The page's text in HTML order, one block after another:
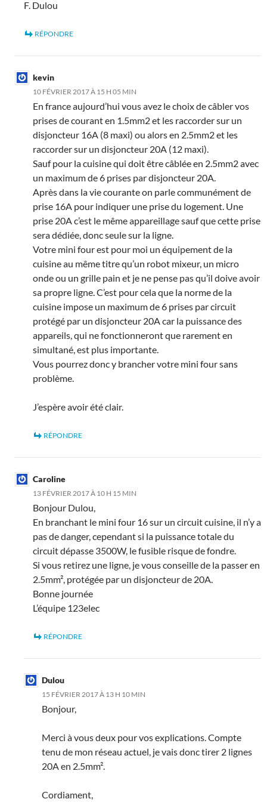
F. Dulou
RÉPONDRE
kevin
10 FÉVRIER 2017 À 15 H 05 MIN
En france aujourd’hui vous avez le choix de câbler vos
prises de courant en 1.5mm2 et les raccorder sur un
disjoncteur 16A (8 maxi) ou alors en 2.5mm2 et les
raccorder sur un disjoncteur 20A (12 maxi).
Sauf pour la cuisine qui doit être câblée en 2.5mm2 avec
un maximum de 6 prises par disjoncteur 20A.
Après dans la vie courante on parle communément de
prise 16A pour indiquer une prise du logement. Une
prise 20A c’est le même appareillage sauf que cette prise
sera dédiée, donc seule sur la ligne.
Votre mini four est pour moi un équipement de la
cuisine au même titre qu’un robot mixeur, un micro
onde ou un grille pain et je ne pense pas qu’il doive avoir
sa propre ligne. C’est pour cela que la norme de la
cuisine impose un maximum de 6 prises par circuit
protégé par un disjoncteur 20A car la puissance des
appareils, qui ne fonctionneront que rarement en
simultané, est plus importante.
Vous pourrez donc y brancher votre mini four sans
problème.
J’espère avoir été clair.
RÉPONDRE
Caroline
13 FÉVRIER 2017 À 10 H 15 MIN
Bonjour Dulou,
En branchant le mini four 16 sur un circuit cuisine, il n’y a
pas de danger, cependant si la puissance totale du
circuit dépasse 3500W, le fusible risque de fondre.
Si vous retirez une ligne, je vous conseille de la passer en
2.5mm², protégée par un disjoncteur de 20A.
Bonne journée
L’équipe 123elec
RÉPONDRE
Dulou
15 FÉVRIER 2017 À 13 H 10 MIN
Bonjour,
Merci à vous deux pour vos explications. Compte
tenu de mon réseau actuel, je vais donc tirer 2 lignes
20A en 2.5mm².
Cordiament,